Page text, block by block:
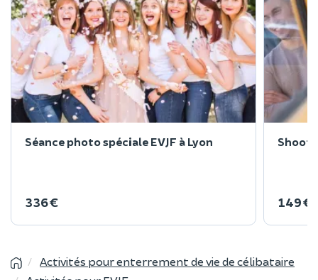
Séance photo spéciale EVJF à Lyon
336 € 149 €
Activités pour enterrement de vie de célibataire